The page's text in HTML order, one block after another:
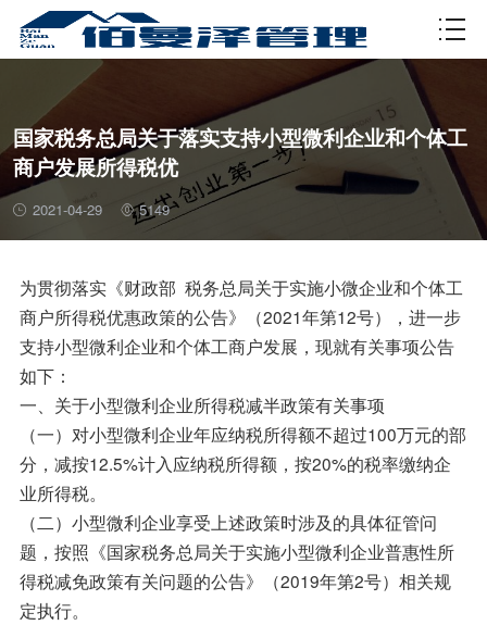
资质许可
国家税务总局关于落实支持小型微利企业和个体工
商户发展所得税优
2021-04-29 5149
为贯彻落实《财政部 税务总局关于实施小微企业和个体工
商户所得税优惠政策的公告》（2021年第12号），进一步
支持小型微利企业和个体工商户发展，现就有关事项公告
如下：
一、关于小型微利企业所得税减半政策有关事项
（一）对小型微利企业年应纳税所得额不超过100万元的部
分，减按12.5%计入应纳税所得额，按20%的税率缴纳企
业所得税。
（二）小型微利企业享受上述政策时涉及的具体征管问
题，按照《国家税务总局关于实施小型微利企业普惠性所
得税减免政策有关问题的公告》（2019年第2号）相关规
定执行。